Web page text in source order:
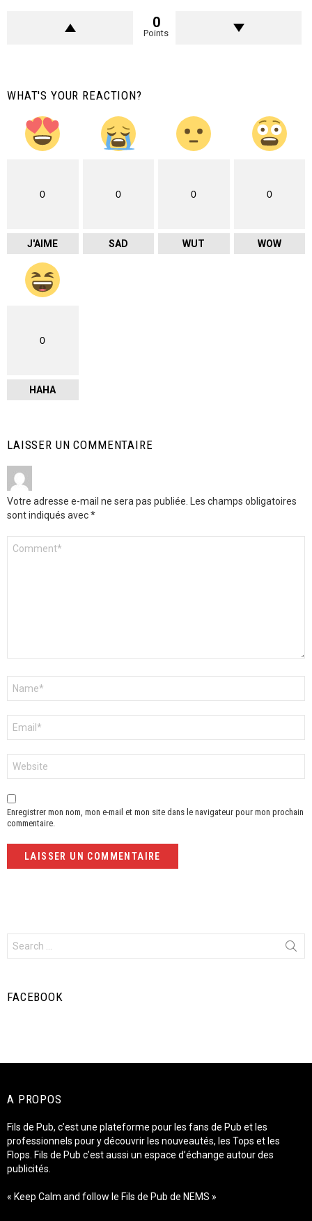
0
Points
WHAT'S YOUR REACTION?
0
J'AIME
0
SAD
0
WUT
0
WOW
0
HAHA
LAISSER UN COMMENTAIRE
Votre adresse e-mail ne sera pas publiée. Les champs obligatoires
sont indiqués avec*
mail
*
web
Enregistrer mon nom, mon e-mail et mon site dans le navigateur pour mon prochain
commentaire.
for:
FACEBOOK
A PROPOS
Fils de Pub, c’est une plateforme pour les fans de Pub et les
professionnels pour y découvrir les nouveautés, les Tops et les
Flops. Fils de Pub c’est aussi un espace d’échange autour des
publicités.
« Keep Calm and follow le Fils de Pub de NEMS »